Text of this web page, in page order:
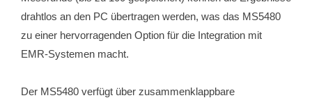
drahtlos an den PC übertragen werden, was das MS5480
zu einer hervorragenden Option für die Integration mit
EMR-Systemen macht.
Der MS5480 verfügt über zusammenklappbare